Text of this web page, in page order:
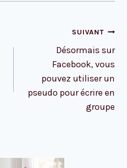
SUIVANT
Désormais sur
Facebook, vous
pouvez utiliser un
pseudo pour écrire en
groupe